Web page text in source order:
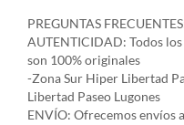
PREGUNTAS
AUTENTICIDAD: Todos
son 100% originales
-Zona Sur Hiper Libertad
Libertad Paseo Lugones
ENVÍO: Ofrecemos envíos